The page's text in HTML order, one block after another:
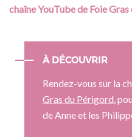
chaîne YouTube de Foie
À DÉCOUVRIR
Rendez-vous sur la
Gras du Périgord,
de Anne et les